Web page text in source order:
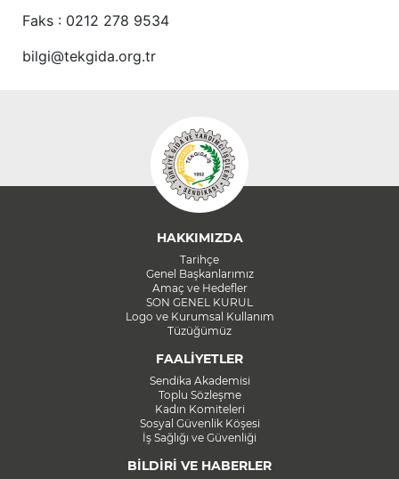
Faks : 0212 278 9534
bilgi@tekgida.org.tr
HAKKIMIZDA
Tarihçe
Genel Başkanlarımız
Amaç ve Hedefler
SON GENEL KURUL
Logo ve Kurumsal Kullanım
Tüzüğümüz
FAALİYETLER
Sendika Akademisi
Toplu Sözleşme
Kadın Komiteleri
Sosyal Güvenlik Köşesi
İş Sağlığı ve Güvenliği
BİLDİRİ VE HABERLER